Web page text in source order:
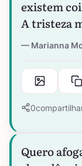
existem
A tristeza
Marianna
0
Quero